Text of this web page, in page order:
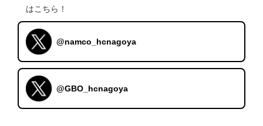
はこちら！
@namco_hcnagoya
@GBO_hcnagoya